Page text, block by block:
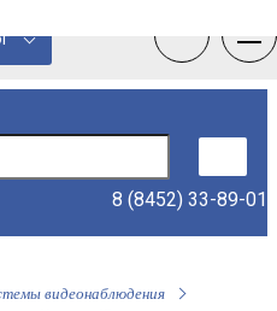
8 (8452) 33-89-01
видеонаблюдения